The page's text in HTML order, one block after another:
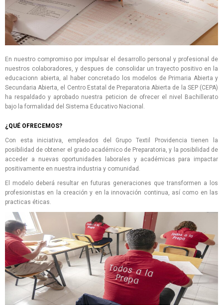
En nuestro compromiso por impulsar el desarrollo personal y profesional de
nuestros colaboradores, y despues de consolidar un trayecto positivo en la
educacionn abierta, al haber concretado los modelos de Primaria Abierta y
Secundaria Abierta, el Centro Estatal de Preparatoria Abierta de la SEP (CEPA)
ha respaldado y aprobado nuestra peticion de ofrecer el nivel Bachillerato
bajo la formalidad del Sistema Educativo Nacional.
¿QUÉ OFRECEMOS?
Con esta iniciativa, empleados del Grupo Textil Providencia tienen la
posibilidad de obtener el grado académico de Preparatoria, y la posibilidad de
acceder a nuevas oportunidades laborales y académicas para impactar
positivamente en nuestra industria y comunidad.
El modelo deberá resultar en futuras generaciones que transformen a los
profesionistas en la creación y en la innovación continua, así como en las
practicas éticas.